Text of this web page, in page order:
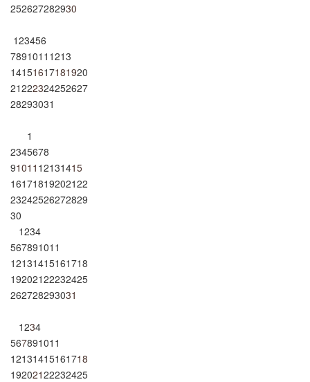
252627282930
123456
7891011 1213
14151617181920
21222324252627
28293031
1
2345678
91011 12131415
16171819202122
23242526272829
30
1234
567891011
12131415161718
19202122232425
262728293031
1234
567891011
12131415161718
19202122232425